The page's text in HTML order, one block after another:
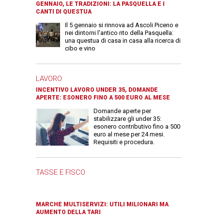
GENNAIO, LE TRADIZIONI: LA PASQUELLA E I
CANTI DI QUESTUA
Il 5 gennaio si rinnova ad Ascoli Piceno e
nei dintorni l'antico rito della Pasquella:
una questua di casa in casa alla ricerca di
cibo e vino
LAVORO
INCENTIVO LAVORO UNDER 35, DOMANDE
APERTE: ESONERO FINO A 500 EURO AL MESE
Domande aperte per
stabilizzare gli under 35:
esonero contributivo fino a 500
euro al mese per 24 mesi.
Requisiti e procedura.
TASSE E FISCO
MARCHE MULTISERVIZI: UTILI MILIONARI MA
AUMENTO DELLA TARI